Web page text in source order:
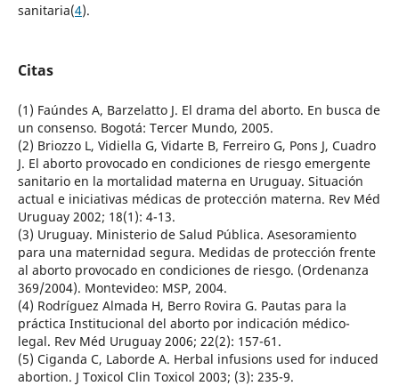
sanitaria(4).
Citas
(1) Faúndes A, Barzelatto J. El drama del aborto. En busca de
un consenso. Bogotá: Tercer Mundo, 2005.
(2) Briozzo L, Vidiella G, Vidarte B, Ferreiro G, Pons J, Cuadro
J. El aborto provocado en condiciones de riesgo emergente
sanitario en la mortalidad materna en Uruguay. Situación
actual e iniciativas médicas de protección materna. Rev Méd
Uruguay 2002; 18(1): 4-13.
(3) Uruguay. Ministerio de Salud Pública. Asesoramiento
para una maternidad segura. Medidas de protección frente
al aborto provocado en condiciones de riesgo. (Ordenanza
369/2004). Montevideo: MSP, 2004.
(4) Rodríguez Almada H, Berro Rovira G. Pautas para la
práctica Institucional del aborto por indicación médico-
legal. Rev Méd Uruguay 2006; 22(2): 157-61.
(5) Ciganda C, Laborde A. Herbal infusions used for induced
abortion. J Toxicol Clin Toxicol 2003; (3): 235-9.